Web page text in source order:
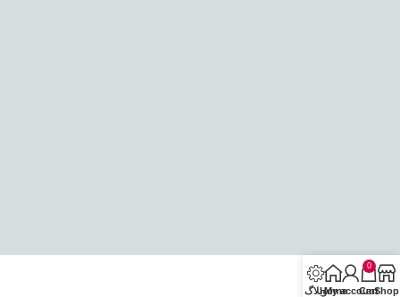
Shop
0
Cart
My account
Homeوبلاگ